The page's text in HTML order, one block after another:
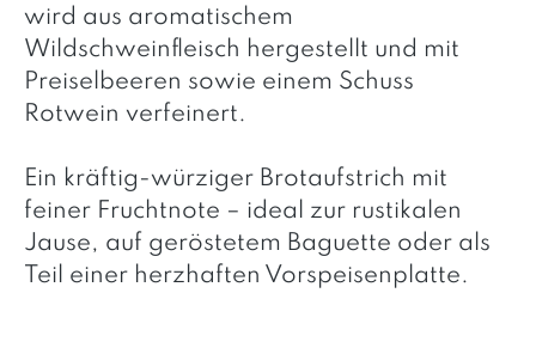
wird aus aromatischem
Wildschweinfleisch hergestellt und mit
Preiselbeeren sowie einem Schuss
Rotwein verfeinert.
Ein kräftig-würziger Brotaufstrich mit
feiner Fruchtnote – ideal zur rustikalen
Jause, auf geröstetem Baguette oder als
Teil einer herzhaften Vorspeisenplatte.